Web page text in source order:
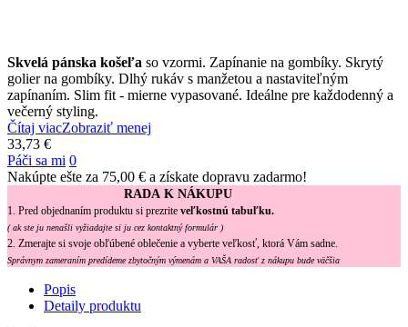
Skvelá pánska košeľa so vzormi. Zapínanie na gombíky. Skrytý
golier na gombíky. Dlhý rukáv s manžetou a nastaviteľným
zapínaním. Slim fit - mierne vypasované. Ideálne pre každodenný a
večerný styling.
Čítaj viacZobraziť menej
33,73 €
Páči sa mi 0
Nakúpte ešte za 75,00 € a získate dopravu zadarmo!
RADA K NÁKUPU
1. Pred objednaním produktu si prezrite veľkostnú tabuľku.
( ak ste ju nenašli vyžiadajte si ju cez kontaktný formulár )
2. Zmerajte si svoje obľúbené oblečenie a vyberte veľkosť, ktorá Vám sadne.
Správnym zameraním predídeme zbytočným výmenám a VAŠA radosť z nákupu bude väčšia
Popis
Detaily produktu